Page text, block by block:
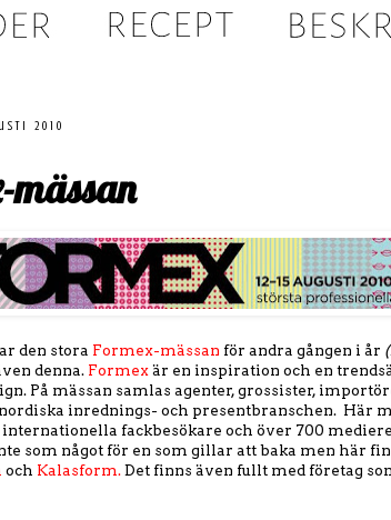
2010
mässan
den stora Formex-mässan för andra gången i år
denna. Formexär en inspiration och en
På mässan samlas agenter, grossister,
inrednings- och presentbranschen. Här
fackbesökare och över 700
som något för en som gillar att baka men här
och Kalasform.Det finns även fullt med företag